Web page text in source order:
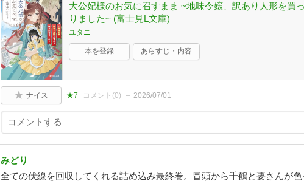
大公妃様のお気に召すまま ~地味令嬢、訳あり人形を買
りました~ (富士見L文庫)
ユタニ
本を登録 あらすじ・内容
ナイス ★7 コメント(0) 2026/07/01
みどり
全ての伏線を回収してくれる詰め込み最終巻。冒頭から千鶴と要さんが